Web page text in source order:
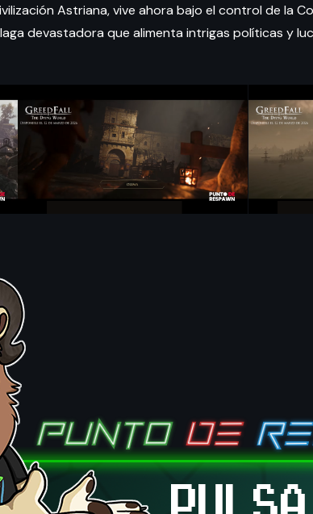
Astriana, vive ahora bajo el control de la
devastadora que alimenta intrigas políticas y